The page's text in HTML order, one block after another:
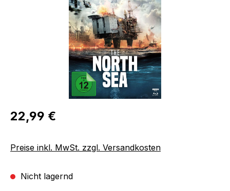
Regulärer Preis:
22,99 €
Preise inkl. MwSt. zzgl. Versandkosten
Nicht lagernd